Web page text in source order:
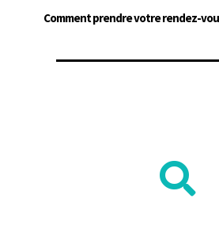
Comment prendre votre rendez-